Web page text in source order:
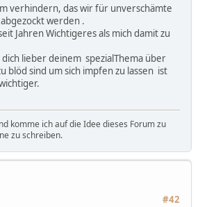
verhindern, das wir für unverschämte
werden .
Jahren Wichtigeres als mich damit zu
lieber deinem spezialThema über
blöd sind um sich impfen zu lassen ist
komme ich auf die Idee dieses Forum zu
zu schreiben.
#42